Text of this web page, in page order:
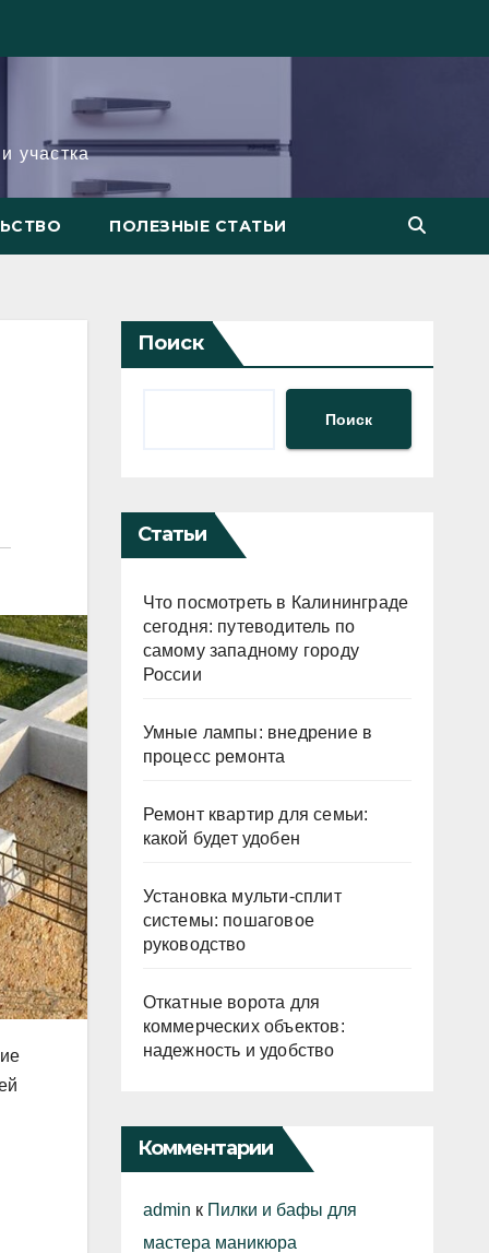
участка
ПОЛЕЗНЫЕ СТАТЬИ
Поиск
Поиск
Статьи
Что посмотреть в Калининграде
сегодня: путеводитель по
самому западному городу
России
Умные лампы: внедрение в
процесс ремонта
Ремонт квартир для семьи:
какой будет удобен
Установка мульти-сплит
системы: пошаговое
руководство
Откатные ворота для
коммерческих объектов:
надежность и удобство
Комментарии
admin к Пилки и бафы для
мастера маникюра